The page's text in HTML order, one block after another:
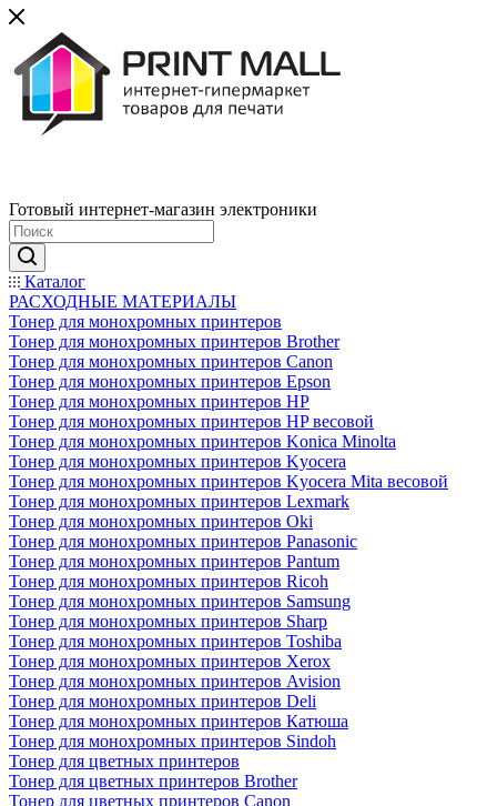
Готовый интернет-магазин электроники
Каталог
РАСХОДНЫЕ МАТЕРИАЛЫ
Тонер для монохромных принтеров
Тонер для монохромных принтеров Brother
Тонер для монохромных принтеров Canon
Тонер для монохромных принтеров Epson
Тонер для монохромных принтеров HP
Тонер для монохромных принтеров HP весовой
Тонер для монохромных принтеров Konica Minolta
Тонер для монохромных принтеров Kyocera
Тонер для монохромных принтеров Kyocera Mita весовой
Тонер для монохромных принтеров Lexmark
Тонер для монохромных принтеров Oki
Тонер для монохромных принтеров Panasonic
Тонер для монохромных принтеров Pantum
Тонер для монохромных принтеров Ricoh
Тонер для монохромных принтеров Samsung
Тонер для монохромных принтеров Sharp
Тонер для монохромных принтеров Toshiba
Тонер для монохромных принтеров Xerox
Тонер для монохромных принтеров Avision
Тонер для монохромных принтеров Deli
Тонер для монохромных принтеров Катюша
Тонер для монохромных принтеров Sindoh
Тонер для цветных принтеров
Тонер для цветных принтеров Brother
Тонер для цветных принтеров Canon